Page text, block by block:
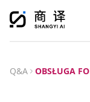
Q&A OBSŁUGA